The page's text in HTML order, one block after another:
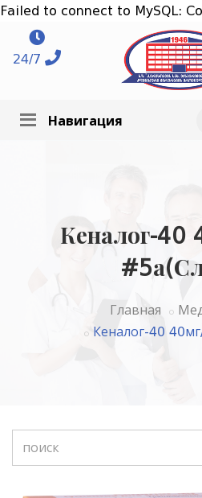
Failed to connect to MySQL:
24/7
Навигация
Кеналог-40
Главная
Кеналог-40